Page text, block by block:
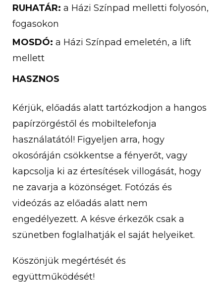
RUHATÁR: a Házi Színpad melletti folyosón,
fogasokon
MOSDÓ: a Házi Színpad emeletén, a lift
mellett
HASZNOS
Kérjük, előadás alatt tartózkodjon a hangos
papírzörgéstől és mobiltelefonja
használatától! Figyeljen arra, hogy
okosóráján csökkentse a fényerőt, vagy
kapcsolja ki az értesítések villogását, hogy
ne zavarja a közönséget. Fotózás és
videózás az előadás alatt nem
engedélyezett. A késve érkezők csak a
szünetben foglalhatják el saját helyeiket.
Köszönjük megértését és
együttműködését!